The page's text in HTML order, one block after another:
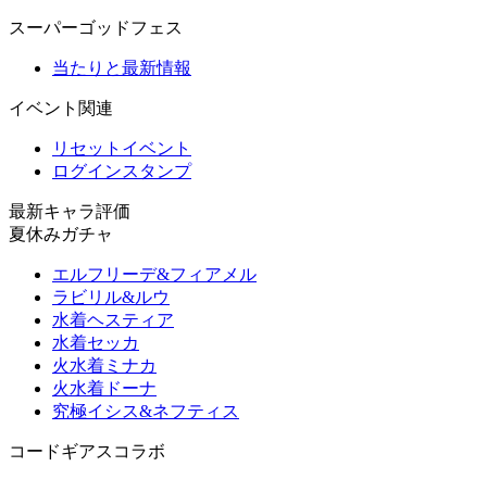
スーパーゴッドフェス
当たりと最新情報
イベント関連
リセットイベント
ログインスタンプ
最新キャラ評価
夏休みガチャ
エルフリーデ&フィアメル
ラビリル&ルウ
水着ヘスティア
水着セッカ
火水着ミナカ
火水着ドーナ
究極イシス&ネフティス
コードギアスコラボ